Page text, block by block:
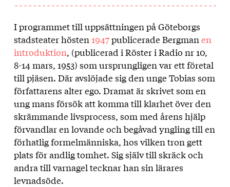
Om
uppsättningen
I programmet till uppsättningen på Göteborgs
stadsteater hösten 1947publicerade Bergman en
introduktion, (publicerad i Röster i Radio nr 10,
8-14 mars, 1953) som ursprungligen var ett företal
till pjäsen. Där avslöjade sig den unge Tobias som
författarens alter ego. Dramat är skrivet som en
ung mans försök att komma till klarhet över den
skrämmande livsprocess, som med årens hjälp
förvandlar en lovande och begåvad yngling till en
förhatlig formelmänniska, hos vilken tron gett
plats för andlig tomhet. Sig själv till skräck och
andra till varnagel tecknar han sin lärares
levnadsöde.